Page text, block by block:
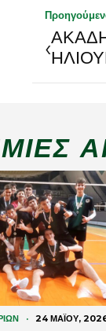
‹
· 24 ΜΑΪ́ΟΥ,